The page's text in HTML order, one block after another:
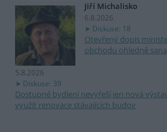
Jiří Michalisko
6.8.2026
Diskuse: 18
Otevřený dopis
obchodu ohledně
5.8.2026
Diskuse: 39
Dostupné bydlení nevyřeší jen nová
využít renovace stávajících budov